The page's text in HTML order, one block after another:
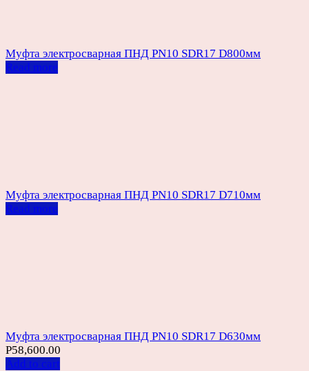
Муфта электросварная ПНД PN10 SDR17 D800мм
Read more
Муфта электросварная ПНД PN10 SDR17 D710мм
Read more
Муфта электросварная ПНД PN10 SDR17 D630мм
Р58,600.00
Add to cart